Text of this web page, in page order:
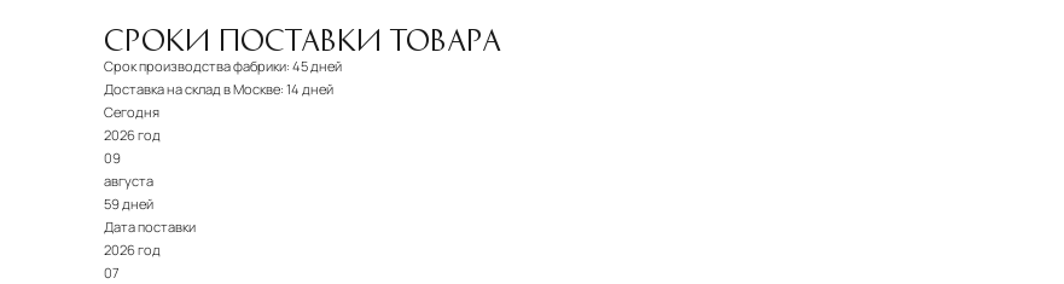
СРОКИ ПОСТАВКИ ТОВАРА
Срок производства фабрики: 45 дней
Доставка на склад в Москве: 14 дней
Сегодня
2026 год
09
августа
59 дней
Дата поставки
2026 год
07